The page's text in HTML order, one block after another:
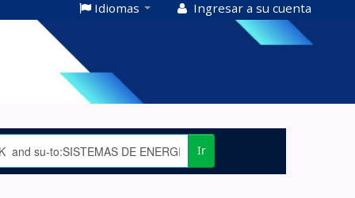
Idiomas Ingresar a su cuenta
Ir